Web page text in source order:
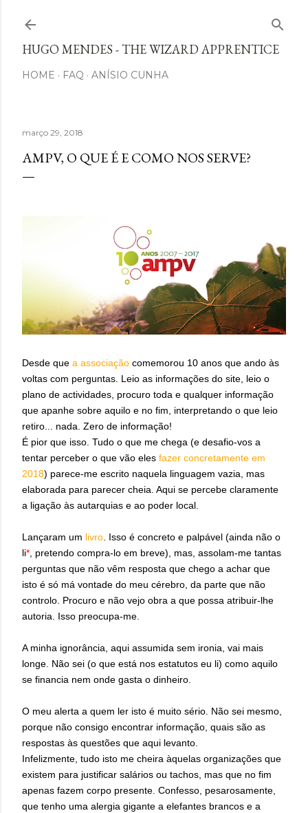
HUGO MENDES - THE WIZARD APPRENTICE
HOME FAQ ANÍSIO CUNHA
março 29, 2018
AMPV, O QUE É E COMO NOS SERVE?
Desde que a associação comemorou 10 anos que ando às
voltas com perguntas. Leio as informações do site, leio o
plano de actividades, procuro toda e qualquer informação
que apanhe sobre aquilo e no fim, interpretando o que leio
retiro... nada. Zero de informação!
É pior que isso. Tudo o que me chega (e desafio-vos a
tentar perceber o que vão eles fazer concretamente em
2018) parece-me escrito naquela linguagem vazia, mas
elaborada para parecer cheia. Aqui se percebe claramente
a ligação às autarquias e ao poder local.
Lançaram um livro . Isso é concreto e palpável (ainda não o
li* , pretendo compra-lo em breve), mas, assolam-me tantas
perguntas que não vêm resposta que chego a achar que
isto é só má vontade do meu cérebro, da parte que não
controlo. Procuro e não vejo obra a que possa atribuir-lhe
autoria. Isso preocupa-me.
A minha ignorância, aqui assumida sem ironia, vai mais
longe. Não sei (o que está nos estatutos eu li) como aquilo
se financia nem onde gasta o dinheiro.
O meu alerta a quem ler isto é muito sério. Não sei mesmo,
porque não consigo encontrar informação, quais são as
respostas às questões que aqui levanto.
Infelizmente, tudo isto me cheira àquelas organizações que
existem para justificar salários ou tachos, mas que no fim
apenas fazem corpo presente. Confesso, pesarosamente,
que tenho uma alergia gigante a elefantes brancos e a